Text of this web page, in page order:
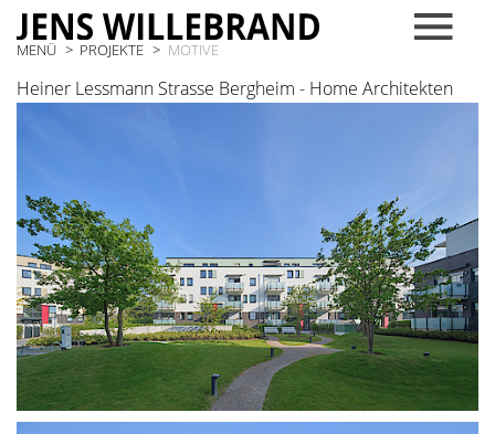
MENÜ PROJEKTE MOTIVE
Heiner Lessmann Strasse Bergheim - Home Architekten